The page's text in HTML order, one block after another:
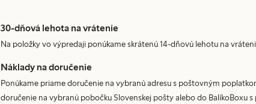
30-dňová lehota na vrátenie
Na položky vo výpredaji ponúkame skrátenú 14-dňovú lehotu na
Náklady na doručenie
Ponúkame priame doručenie na vybranú adresu s poštovným
doručenie na vybranú pobočku Slovenskej pošty alebo do BalíkoBoxu